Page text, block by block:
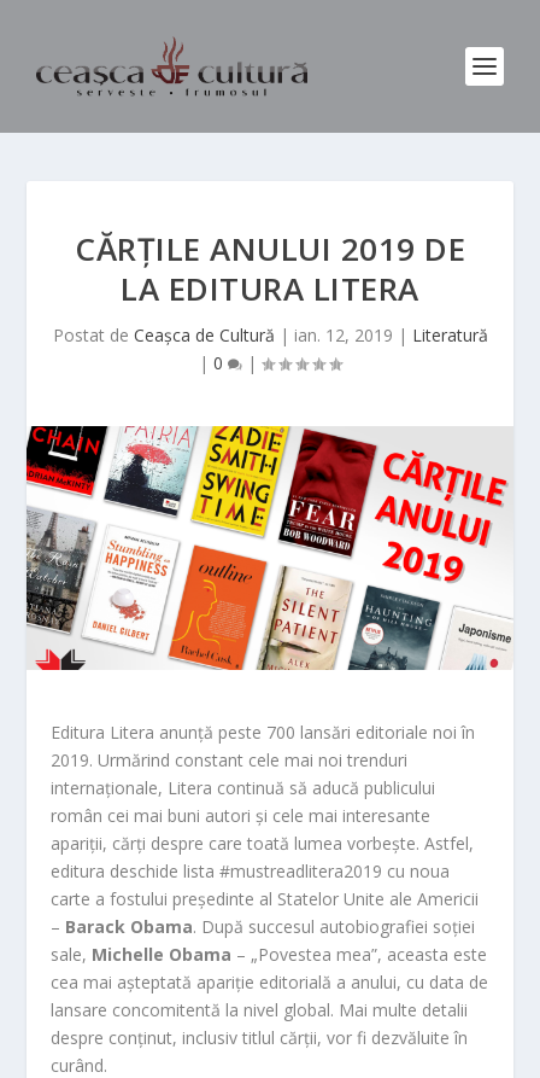
CĂRȚILE ANULUI 2019 DE
LA EDITURA LITERA
Postat de Ceașca de Cultură | ian. 12, 2019 | Literatură
| 0 |
Editura Litera anunță peste 700 lansări editoriale noi în
2019. Urmărind constant cele mai noi trenduri
internaționale, Litera continuă să aducă publicului
român cei mai buni autori și cele mai interesante
apariții, cărți despre care toată lumea vorbește. Astfel,
editura deschide lista #mustreadlitera2019 cu noua
carte a fostului președinte al Statelor Unite ale Americii
– Barack Obama. După succesul autobiografiei soției
sale, Michelle Obama – „Povestea mea”, aceasta este
cea mai așteptată apariție editorială a anului, cu data de
lansare concomitentă la nivel global. Mai multe detalii
despre conținut, inclusiv titlul cărții, vor fi dezvăluite în
curând.